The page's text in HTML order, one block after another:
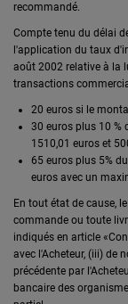
recommandé.
Compte tenu du délai
l'application du taux
août 2002 relative à la
transactions
20 euros si le
30 euros plus 10
1510,01 euros et
65 euros plus 5%
euros avec un
En tout état de cause,
commande ou toute
indiqués en article
avec l'Acheteur, (iii) de
précédente par
bancaire des